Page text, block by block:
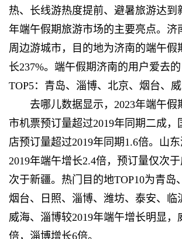
热、长线游热度提前、避暑旅游达到
年端午假期旅游市场的主要亮点。济
周边游城市，目的地为济南的端午假
长237%。端午假期济南的用户爱去
TOP5：青岛、淄博、北京、烟台、威
去哪儿数据显示，2023年端午假
市机票预订量超过2019年同期二成，
店预订量超过2019年同期1.6倍。山
2019年端午增长2.4倍，预订量仅次
次于新疆。热门目的地TOP10为青岛
烟台、日照、淄博、潍坊、泰安、临
威海、淄博较2019年端午增长明显，
倍，淄博增长6倍。